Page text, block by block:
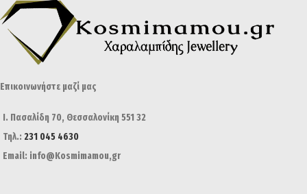
Επικοινωνήστε μαζί μας
Ι. Πασαλίδη 70, Θεσσαλονίκη 551 32
Τηλ.: 231 045 4630
Email: info@Kosmimamou,gr